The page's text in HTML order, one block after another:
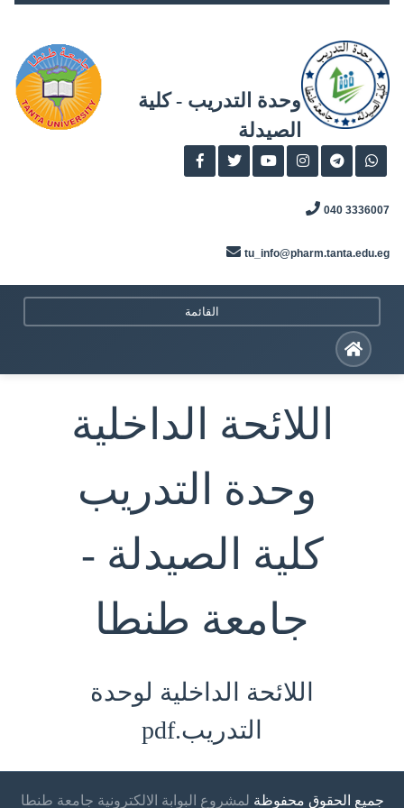
content
وحدة التدريب - كلية
الصيدلة
3336007 040
tu_info@pharm.tanta.edu.eg
القائمة
اللائحة الداخلية
وحدة التدريب
كلية الصيدلة -
جامعة طنطا
اللائحة الداخلية لوحدة
التدريب.pdf
جميع الحقوق محفوظة لمشروع البوابة الالكترونية جامعة طنطا